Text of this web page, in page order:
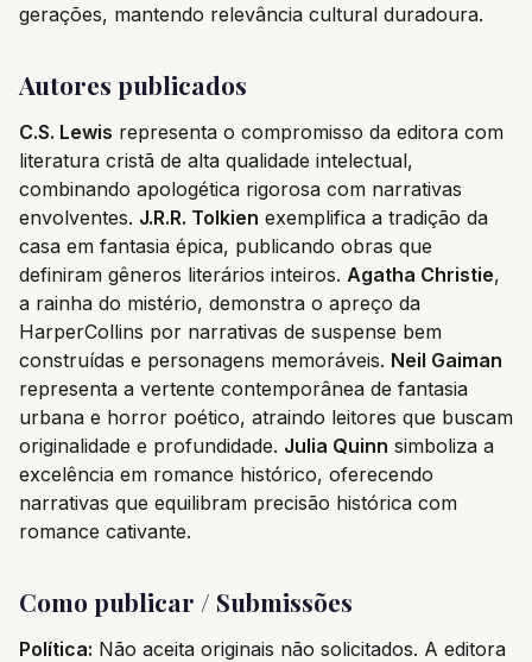
gerações, mantendo relevância cultural duradoura.
Autores publicados
C.S. Lewis representa o compromisso da editora com
literatura cristã de alta qualidade intelectual,
combinando apologética rigorosa com narrativas
envolventes. J.R.R. Tolkien exemplifica a tradição da
casa em fantasia épica, publicando obras que
definiram gêneros literários inteiros. Agatha Christie,
a rainha do mistério, demonstra o apreço da
HarperCollins por narrativas de suspense bem
construídas e personagens memoráveis. Neil Gaiman
representa a vertente contemporânea de fantasia
urbana e horror poético, atraindo leitores que buscam
originalidade e profundidade. Julia Quinn simboliza a
excelência em romance histórico, oferecendo
narrativas que equilibram precisão histórica com
romance cativante.
Como publicar / Submissões
Política: Não aceita originais não solicitados. A editora